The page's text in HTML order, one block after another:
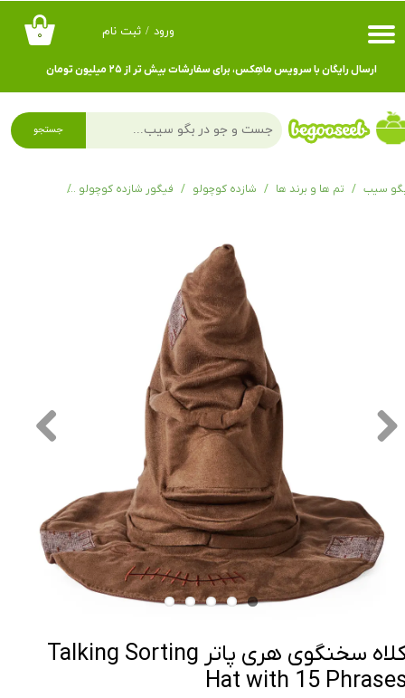
۰ ورود / ثبت نام
حساب کاربری من
تغییر گذر واژه
سفارشات
ارسال رایگان با سرویس ماهِکس، برای سفارشات بیش تر از ۲۵ میلیون تومان
جستجو
سیب تم ها و برند ها شازده کوچولو فیگور شازده کوچولو
کلاه سخنگوی هری پاتر Talking Sorting
Hat with 15